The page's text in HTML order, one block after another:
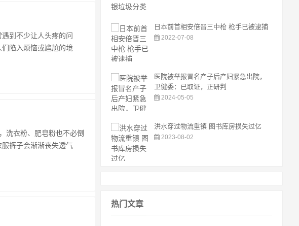
到不少让人头疼的问
陷入烦恼或尴尬的境
粉、肥皂粉也不必倒
裤子会渐渐丧失透气
日本前首相安倍晋三中枪 枪手已被逮捕
2022-07-08
医院被举报冒名产子后产妇紧急出院，
卫健委：已取证，正研判
2024-05-05
洪水穿过物流重镇 图书库房损失过亿
2023-08-02
热门文章